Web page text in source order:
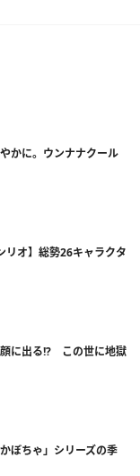
かに。ウンナナクール
リオ】総勢26キャラクタ
に出る!? この世に地獄
ぼちゃ」シリーズの季